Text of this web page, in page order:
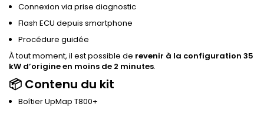
Connexion via prise diagnostic
Flash ECU depuis smartphone
Procédure guidée
À tout moment, il est possible de revenir à la configuration 35
kW d’origine en moins de 2 minutes.
📦 Contenu du kit
Boîtier UpMap T800+